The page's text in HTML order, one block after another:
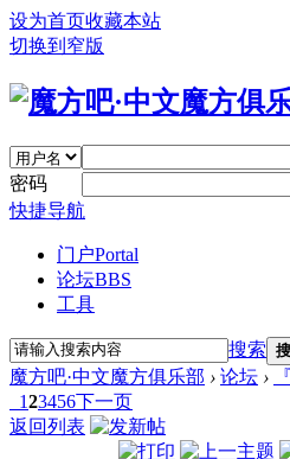
设为首页收藏本站
切换到窄版
密码
快捷导航
门户Portal
论坛BBS
工具
搜索
魔方吧·中文魔方俱乐部 › 论坛 ›
123456下一页
返回列表